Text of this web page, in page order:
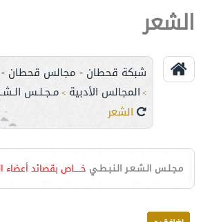
الشعر
شبكة قحطان - مجالس قحطان -
> المجالس الأدبية > مـجـلـس
الشعر
مـجـلـس الـشـعـر الـنـبـطـي خـــــاص بقصائد